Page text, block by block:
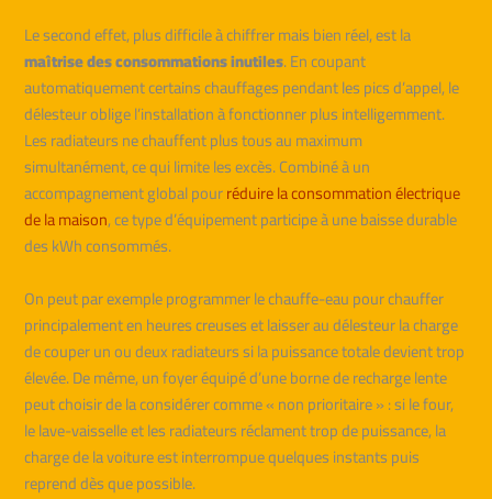
Le second effet, plus difficile à chiffrer mais bien réel, est la
maîtrise des consommations inutiles. En coupant
automatiquement certains chauffages pendant les pics d’appel, le
délesteur oblige l’installation à fonctionner plus intelligemment.
Les radiateurs ne chauffent plus tous au maximum
simultanément, ce qui limite les excès. Combiné à un
accompagnement global pourréduire la consommation électrique
de la maison, ce type d’équipement participe à une baisse durable
des kWh consommés.
On peut par exemple programmer le chauffe-eau pour chauffer
principalement en heures creuses et laisser au délesteur la charge
de couper un ou deux radiateurs si la puissance totale devient trop
élevée. De même, un foyer équipé d’une borne de recharge lente
peut choisir de la considérer comme « non prioritaire » : si le four,
le lave-vaisselle et les radiateurs réclament trop de puissance, la
charge de la voiture est interrompue quelques instants puis
reprend dès que possible.